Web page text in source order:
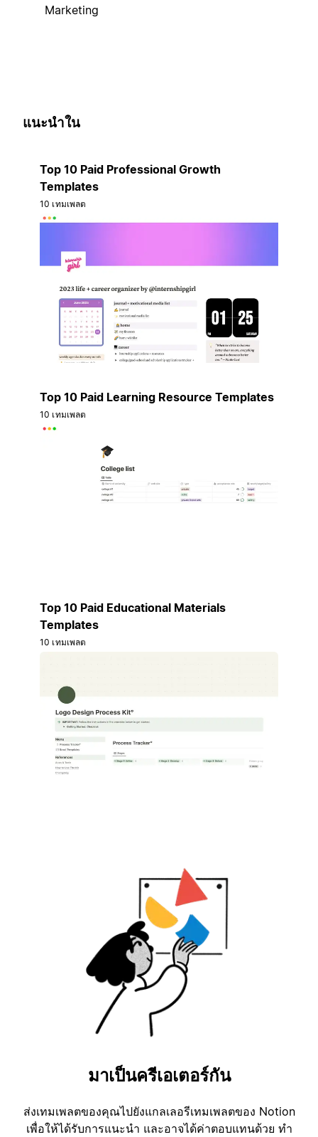
Marketing
แนะนำใน
Top 10 Paid Professional Growth
Templates
10 เทมเพลต
Top 10 Paid Learning Resource Templates
10 เทมเพลต
Top 10 Paid Educational Materials
Templates
10 เทมเพลต
มาเป็นครีเอเตอร์กัน
ส่งเทมเพลตของคุณไปยังแกลเลอรีเทมเพลตของ Notion
เพื่อให้ได้รับการแนะนำ และอาจได้ค่าตอบแทนด้วย ทำ